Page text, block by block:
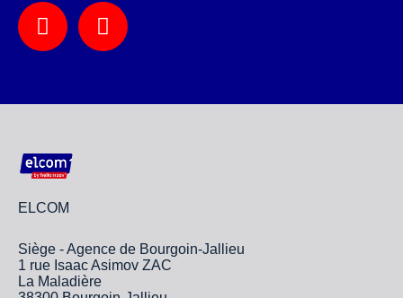
ELCOM
Siège - Agence de Bourgoin-Jallieu
1 rue Isaac Asimov ZAC
La Maladière